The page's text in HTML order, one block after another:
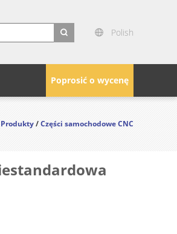
Polish
Poprosić o wycenę
Produkty/Części samochodowe CNC